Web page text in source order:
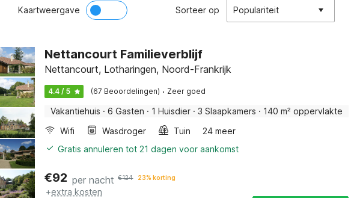
Kaartweergave Sorteer op Populariteit
Nettancourt Familieverblijf
Nettancourt, Lotharingen, Noord-Frankrijk
4.4 / 5 (67 Beoordelingen) · Zeer goed
Vakantiehuis · 6 Gasten · 1 Huisdier · 3 Slaapkamers · 140 m² oppervlakte
Wifi
Wasdroger Tuin
24 meer
Gratis annuleren tot 21 dagen voor aankomst
€92 per nacht €124 23% korting
+extra kosten